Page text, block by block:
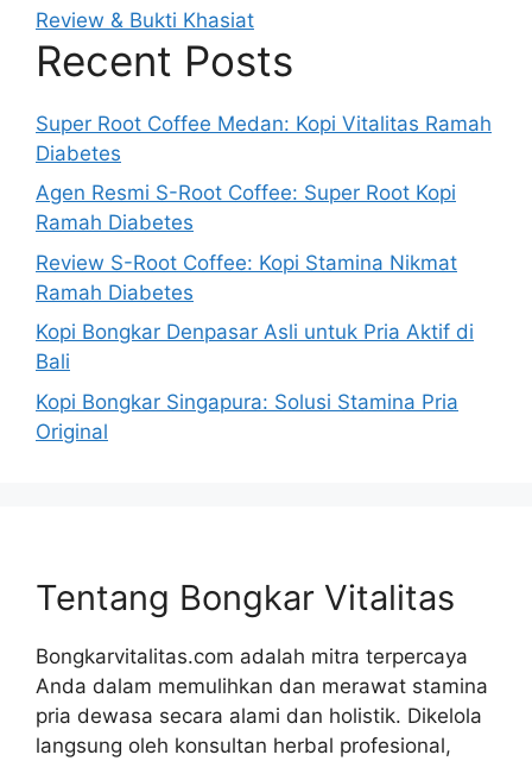
Review & Bukti Khasiat
Recent Posts
Super Root Coffee Medan: Kopi Vitalitas Ramah
Diabetes
Agen Resmi S-Root Coffee: Super Root Kopi
Ramah Diabetes
Review S-Root Coffee: Kopi Stamina Nikmat
Ramah Diabetes
Kopi Bongkar Denpasar Asli untuk Pria Aktif di
Bali
Kopi Bongkar Singapura: Solusi Stamina Pria
Original
Tentang Bongkar Vitalitas
Bongkarvitalitas.com adalah mitra terpercaya
Anda dalam memulihkan dan merawat stamina
pria dewasa secara alami dan holistik. Dikelola
langsung oleh konsultan herbal profesional,